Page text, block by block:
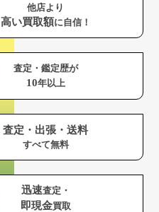
他店より
高い買取額に自信！
査定・鑑定歴が
10年以上
査定・出張・送料
すべて無料
迅速査定・
即現金買取